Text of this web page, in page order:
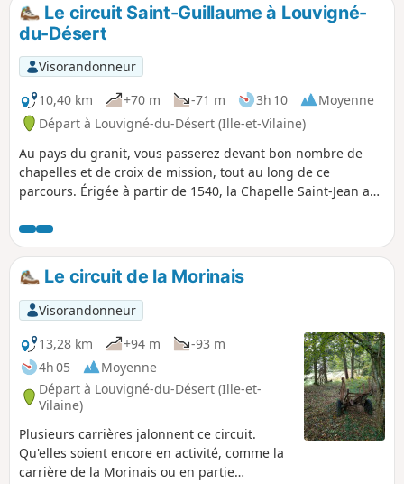
Le circuit Saint-Guillaume à Louvigné-
du-Désert
Visorandonneur
10,40 km
+70 m -71 m 3h 10
Moyenne
Départ à Louvigné-du-Désert (Ille-et-Vilaine)
Au pays du granit, vous passerez devant bon nombre de
chapelles et de croix de mission, tout au long de ce
parcours. Érigée à partir de 1540, la Chapelle Saint-Jean a
point haut de la promenade, le rocher de Saint-Guillaume
est blotti dans un sous-bois. La légende affirme que Saint-
Guillaume a vécu en ce lieu pendant sept ans et que l’on
retrouve sculptés dans la roche, le lavoir, l’écuelle, la
fontaine et le lit de l’ermite.
Le circuit de la Morinais
Visorandonneur
13,28 km
+94 m
-93 m
4h 05
Moyenne
Départ à Louvigné-du-Désert (Ille-et-
Vilaine)
Plusieurs carrières jalonnent ce circuit.
Qu'elles soient encore en activité, comme la
carrière de la Morinais ou en partie